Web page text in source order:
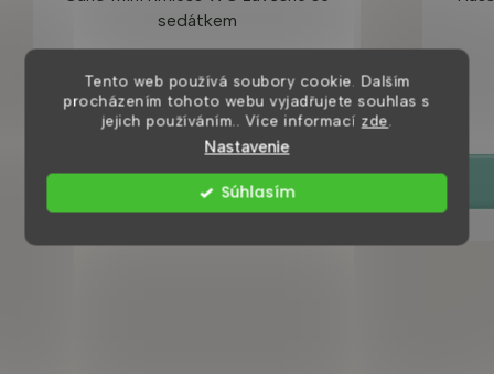
Tento web používá soubory cookie. Dalším
procházením tohoto webu vyjadřujete souhlas s
jejich používáním.. Více informací zde.
Nastavenie
Súhlasím
sedátkem
8 dní
3 155 Kč